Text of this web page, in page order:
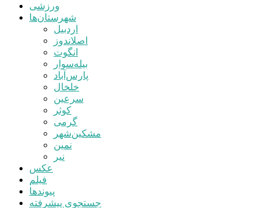
ورزشی
شهرستان‌ها
اردبیل
اصلاندوز
انگوت
بیله‌سوار
پارس‌آباد
خلخال
سرعین
کوثر
گرمی
مشکین‌شهر
نمین
نیر
عکس
فیلم
پیوندها
جستجوی پیشرفته